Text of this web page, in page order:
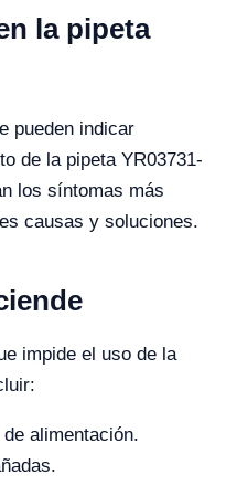
la pipeta
pueden indicar
de la pipeta YR03731-
los síntomas más
causas y soluciones.
impide el uso de la
alimentación.